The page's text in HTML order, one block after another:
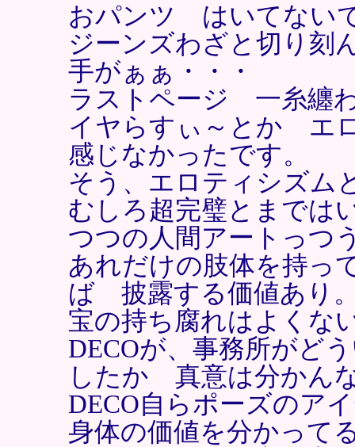
おパンツ はいてな
ジーンズわざと切り
手がぁぁ・・・
ラストページ 一糸纏
イヤらすぃ～とか エ
感じなかったです。
そう、エロティシズム
むしろ超完璧とまでは
つつの人間アートっつ
あれだけの肢体を持
ば 披露する価値あり
宝の持ち腐れはよく
DECOが、事務所がど
したか 真意は分かん
DECO自らポーズのア
身体の価値を分かって